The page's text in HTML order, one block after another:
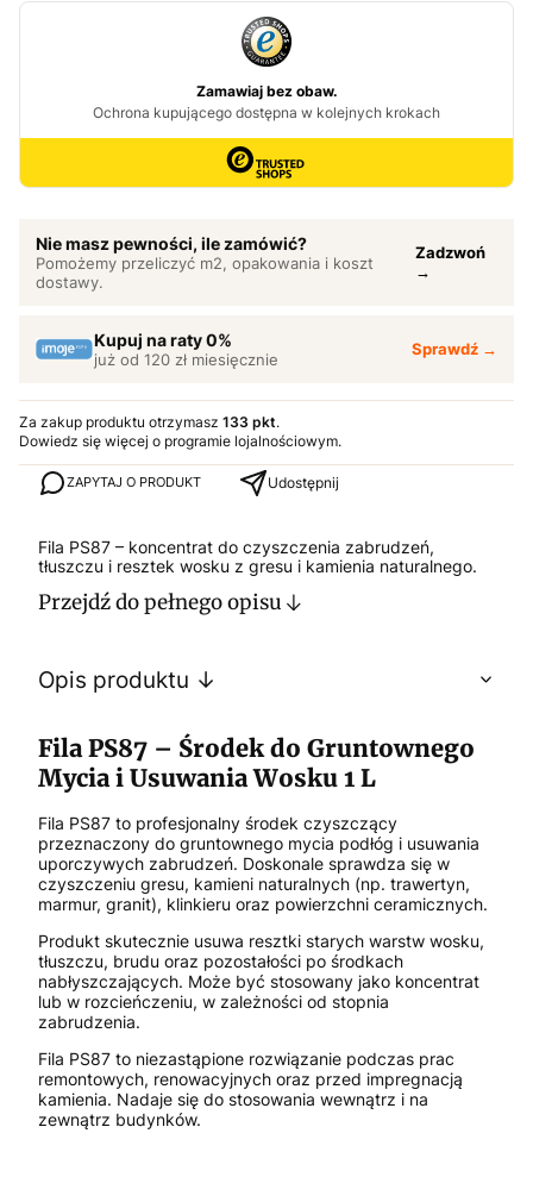
Nie masz pewności, ile zamówić?
Pomożemy przeliczyć m2, opakowania i koszt
dostawy.
Zadzwoń
→
Kupuj na raty 0%
już od 120 zł miesięcznie
Sprawdź →
Za zakup produktu otrzymasz 133 pkt.
Dowiedz się więcej o programie lojalnościowym.
ZAPYTAJ O PRODUKT Udostępnij
Fila PS87 – koncentrat do czyszczenia zabrudzeń,
tłuszczu i resztek wosku z gresu i kamienia naturalnego.
Przejdź do pełnego opisu
Opis produktu ↓
Fila PS87 – Środek do Gruntownego
Mycia i Usuwania Wosku 1 L
Fila PS87 to profesjonalny środek czyszczący
przeznaczony do gruntownego mycia podłóg i usuwania
uporczywych zabrudzeń. Doskonale sprawdza się w
czyszczeniu gresu, kamieni naturalnych (np. trawertyn,
marmur, granit), klinkieru oraz powierzchni ceramicznych.
Produkt skutecznie usuwa resztki starych warstw wosku,
tłuszczu, brudu oraz pozostałości po środkach
nabłyszczających. Może być stosowany jako koncentrat
lub w rozcieńczeniu, w zależności od stopnia
zabrudzenia.
Fila PS87 to niezastąpione rozwiązanie podczas prac
remontowych, renowacyjnych oraz przed impregnacją
kamienia. Nadaje się do stosowania wewnątrz i na
zewnątrz budynków.